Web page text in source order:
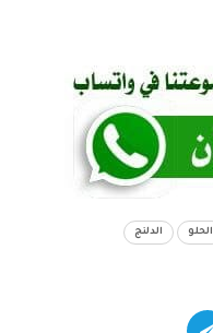
الحلو الدلنج